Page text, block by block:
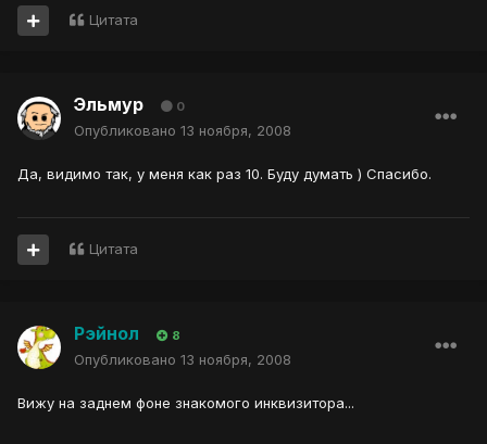
Цитата
Эльмур 0
Опубликовано 13 ноября, 2008
Да, видимо так, у меня как раз 10. Буду думать ) Спасибо.
Цитата
Рэйнол 8
Опубликовано 13 ноября, 2008
Вижу на заднем фоне знакомого инквизитора...